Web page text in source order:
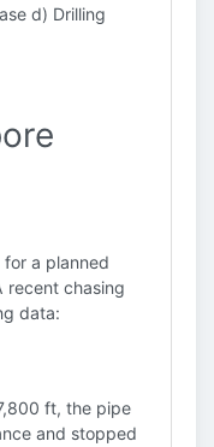
d) Drilling
for a planned
recent chasing
data:
ft, the pipe
and stopped